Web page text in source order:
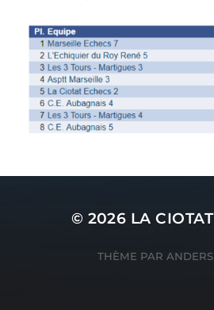
© 2026 LA
THÈME PAR